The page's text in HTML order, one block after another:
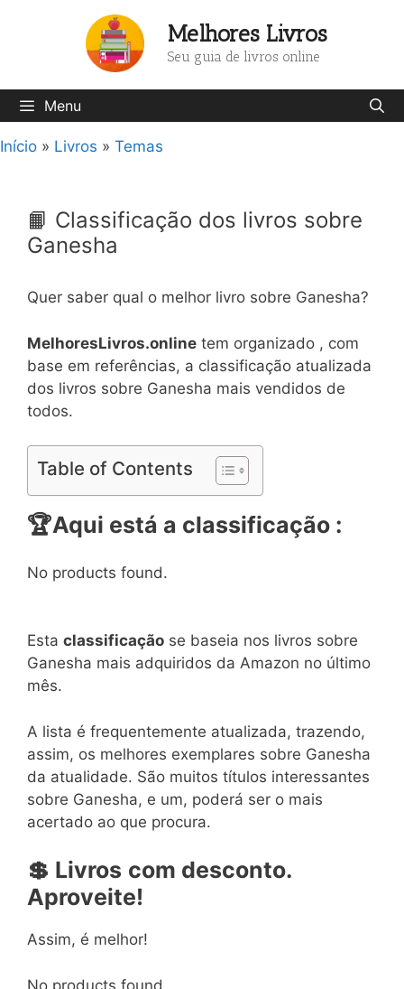
Melhores Livros
Seu guia de livros online
Menu
Início » Livros » Temas
📙 Classificação dos livros sobre
Ganesha
Quer saber qual o melhor livro sobre Ganesha?
MelhoresLivros.online tem organizado , com
base em referências, a classificação atualizada
dos livros sobre Ganesha mais vendidos de
todos.
Table of Contents
🏆Aqui está a classificação :
No products found.
Esta classificação se baseia nos livros sobre
Ganesha mais adquiridos da Amazon no último
mês.
A lista é frequentemente atualizada, trazendo,
assim, os melhores exemplares sobre Ganesha
da atualidade. São muitos títulos interessantes
sobre Ganesha, e um, poderá ser o mais
acertado ao que procura.
💲 Livros com desconto.
Aproveite!
Assim, é melhor!
No products found.